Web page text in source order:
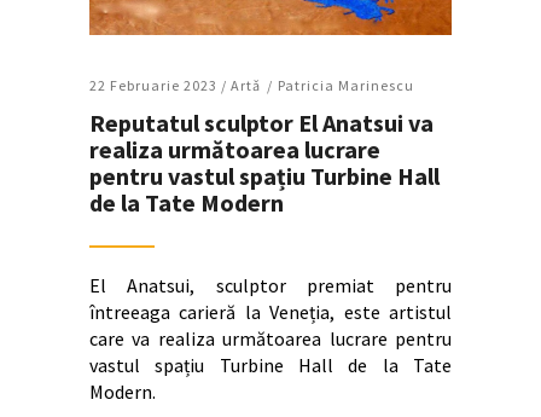
22 Februarie 2023 / Artǎ Patricia Marinescu
Reputatul sculptor El Anatsui va
realiza următoarea lucrare
pentru vastul spațiu Turbine Hall
de la Tate Modern
El Anatsui, sculptor premiat pentru
întreeaga carieră la Veneția, este artistul
care va realiza următoarea lucrare pentru
vastul spațiu Turbine Hall de la Tate
Modern.